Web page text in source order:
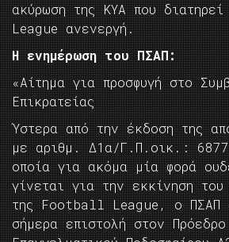
ακύρωση της ΚΥΑ που
League ανενεργή.
Η ενημέρωση του ΠΣΑΠ:
«Αίτημα για προσφυγή στο
Επικρατείας
Ύστερα από την έκδοση της
με αριθμ. Δ1α/Γ.Π.οικ.:
οποία για ακόμα μία φορά
γίνεται για την εκκίνηση του
της Football League, ο ΠΣΑΠ
σήμερα επιστολή στον